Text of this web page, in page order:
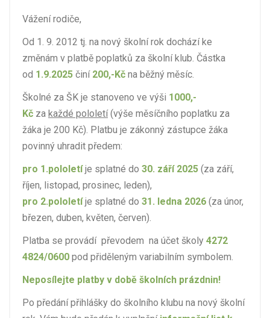
Vážení rodiče,
Od 1. 9. 2012 tj. na nový školní rok dochází ke
změnám v platbě poplatků za školní klub. Částka
od 1.9.2025 činí200,-Kč na běžný měsíc.
Školné za ŠK je stanoveno ve výši 1000,-
Kč za každé pololetí(výše měsíčního poplatku za
žáka je 200 Kč). Platbu je zákonný zástupce žáka
povinný uhradit předem:
pro 1.pololetíje splatné do 30. září 2025 (za září,
říjen, listopad, prosinec, leden),
pro 2.pololetíje splatné do 31. ledna 2026 (za únor,
březen, duben, květen, červen).
Platba se provádí převodem na účet školy 4272
4824/0600 pod přiděleným variabilním symbolem.
Neposílejte platby v době školních prázdnin!
Po předání přihlášky do školního klubu na nový školní